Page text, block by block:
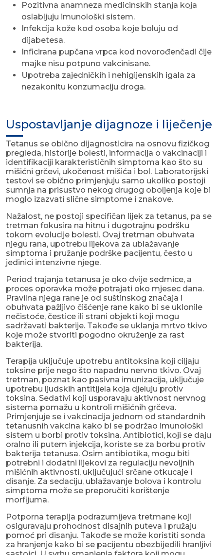
Pozitivna anamneza medicinskih stanja koja
oslabljuju imunološki sistem.
Infekcija kože kod osoba koje boluju od
dijabetesa.
Inficirana pupčana vrpca kod novorođenčadi čije
majke nisu potpuno vakcinisane.
Upotreba zajedničkih i nehigijenskih igala za
nezakonitu konzumaciju droga.
Uspostavljanje dijagnoze i liječenje
Tetanus se obično dijagnosticira na osnovu fizičkog
pregleda, historije bolesti, informacija o vakcinaciji i
identifikaciji karakterističnih simptoma kao što su
mišićni grčevi, ukočenost mišića i bol. Laboratorijski
testovi se obično primjenjuju samo ukoliko postoji
sumnja na prisustvo nekog drugog oboljenja koje bi
moglo izazvati slične simptome i znakove.
Nažalost, ne postoji specifičan lijek za tetanus, pa se
tretman fokusira na hitnu i dugotrajnu podršku
tokom evolucije bolesti. Ovaj tretman obuhvata
njegu rana, upotrebu lijekova za ublažavanje
simptoma i pružanje podrške pacijentu, često u
jedinici intenzivne njege.
Period trajanja tetanusa je oko dvije sedmice, a
proces oporavka može potrajati oko mjesec dana.
Pravilna njega rane je od suštinskog značaja i
obuhvata pažljivo čišćenje rane kako bi se uklonile
nečistoće, čestice ili strani objekti koji mogu
sadržavati bakterije. Takođe se uklanja mrtvo tkivo
koje može stvoriti pogodno okruženje za rast
bakterija.
Terapija uključuje upotrebu antitoksina koji ciljaju
toksine prije nego što napadnu nervno tkivo. Ovaj
tretman, poznat kao pasivna imunizacija, uključuje
upotrebu ljudskih antitijela koja djeluju protiv
toksina. Sedativi koji usporavaju aktivnost nervnog
sistema pomažu u kontroli mišićnih grčeva.
Primjenjuje se i vakcinacija jednom od standardnih
tetanusnih vakcina kako bi se podržao imunološki
sistem u borbi protiv toksina. Antibiotici, koji se daju
oralno ili putem injekcija, koriste se za borbu protiv
bakterija tetanusa. Osim antibiotika, mogu biti
potrebni i dodatni lijekovi za regulaciju nevoljnih
mišićnih aktivnosti, uključujući srčane otkucaje i
disanje. Za sedaciju, ublažavanje bolova i kontrolu
simptoma može se preporučiti korištenje
morfijuma.
Potporna terapija podrazumijeva tretmane koji
osiguravaju prohodnost disajnih puteva i pružaju
pomoć pri disanju. Takođe se može koristiti sonda
za hranjenje kako bi se pacijentu obezbijedili hranljivi